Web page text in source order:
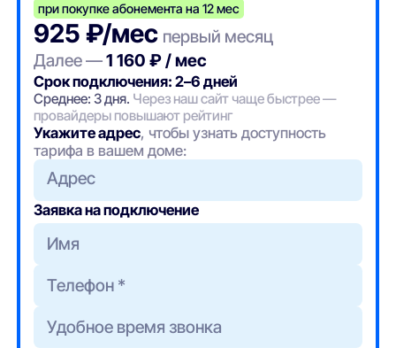
при покупке абонемента на 12 мес
925 ₽/мес первый месяц
Далее —1 160 ₽ / мес
Срок подключения: 2–6 дней
Среднее: 3 дня. Через наш сайт чаще быстрее —
провайдеры повышают рейтинг
Укажите адрес, чтобы узнать доступность
тарифа в вашем доме:
Адрес
Заявка на подключение